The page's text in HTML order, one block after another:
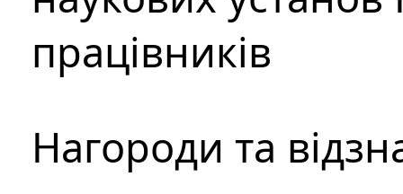
працівників
Нагороди та